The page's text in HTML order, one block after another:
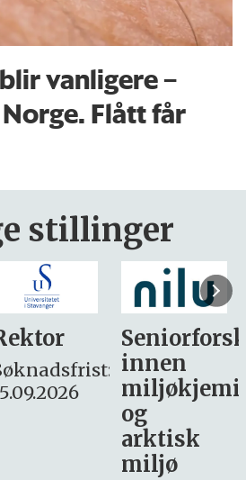
vanligere –
Flått får
stillinger
søker
– fast
Søknadsfrist:
16. august.